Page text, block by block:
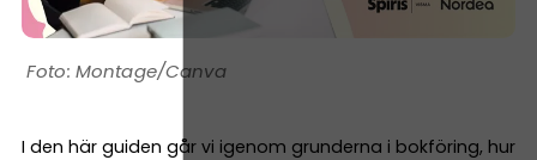
Montage/Canva
I den här guiden går vi igenom grunderna i bokföring, hur